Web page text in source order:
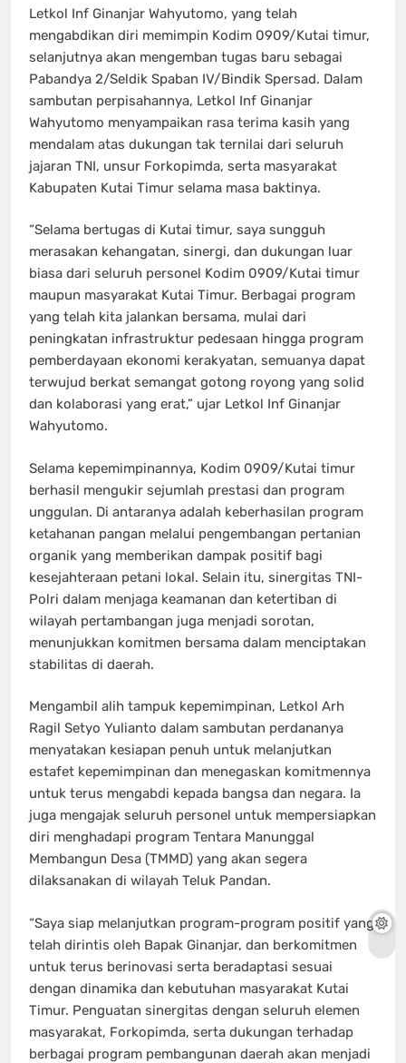
Letkol Inf Ginanjar Wahyutomo, yang telah
mengabdikan diri memimpin Kodim 0909/Kutai timur,
selanjutnya akan mengemban tugas baru sebagai
Pabandya 2/Seldik Spaban IV/Bindik Spersad. Dalam
sambutan perpisahannya, Letkol Inf Ginanjar
Wahyutomo menyampaikan rasa terima kasih yang
mendalam atas dukungan tak ternilai dari seluruh
jajaran TNI, unsur Forkopimda, serta masyarakat
Kabupaten Kutai Timur selama masa baktinya.
“Selama bertugas di Kutai timur, saya sungguh
merasakan kehangatan, sinergi, dan dukungan luar
biasa dari seluruh personel Kodim 0909/Kutai timur
maupun masyarakat Kutai Timur. Berbagai program
yang telah kita jalankan bersama, mulai dari
peningkatan infrastruktur pedesaan hingga program
pemberdayaan ekonomi kerakyatan, semuanya dapat
terwujud berkat semangat gotong royong yang solid
dan kolaborasi yang erat,” ujar Letkol Inf Ginanjar
Wahyutomo.
Selama kepemimpinannya, Kodim 0909/Kutai timur
berhasil mengukir sejumlah prestasi dan program
unggulan. Di antaranya adalah keberhasilan program
ketahanan pangan melalui pengembangan pertanian
organik yang memberikan dampak positif bagi
kesejahteraan petani lokal. Selain itu, sinergitas TNI-
Polri dalam menjaga keamanan dan ketertiban di
wilayah pertambangan juga menjadi sorotan,
menunjukkan komitmen bersama dalam menciptakan
stabilitas di daerah.
Mengambil alih tampuk kepemimpinan, Letkol Arh
Ragil Setyo Yulianto dalam sambutan perdananya
menyatakan kesiapan penuh untuk melanjutkan
estafet kepemimpinan dan menegaskan komitmennya
untuk terus mengabdi kepada bangsa dan negara. Ia
juga mengajak seluruh personel untuk mempersiapkan
diri menghadapi program Tentara Manunggal
Membangun Desa (TMMD) yang akan segera
dilaksanakan di wilayah Teluk Pandan.
“Saya siap melanjutkan program-program positif yang
telah dirintis oleh Bapak Ginanjar, dan berkomitmen
untuk terus berinovasi serta beradaptasi sesuai
dengan dinamika dan kebutuhan masyarakat Kutai
Timur. Penguatan sinergitas dengan seluruh elemen
masyarakat, Forkopimda, serta dukungan terhadap
berbagai program pembangunan daerah akan menjadi